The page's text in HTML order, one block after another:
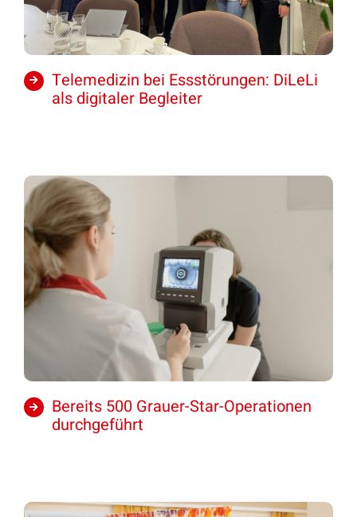
Telemedizin bei Essstörungen: DiLeLi
als digitaler Begleiter
Bereits 500 Grauer-Star-Operationen
durchgeführt